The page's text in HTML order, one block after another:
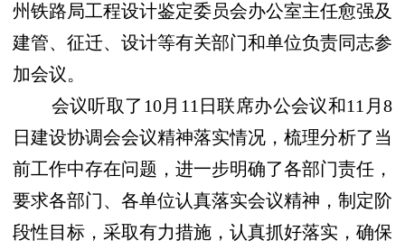
州铁路局工程设计鉴定委员会办公室主任愈强及
建管、征迁、设计等有关部门和单位负责同志参
加会议。
会议听取了 10月 11 日联席办公会议和11 月8
日建设协调会会议精神落实情况，梳理分析了当
前工作中存在问题，进一步明确了各部门责任，
要求各部门、各单位认真落实会议精神，制定阶
段性目标，采取有力措施，认真抓好落实，确保